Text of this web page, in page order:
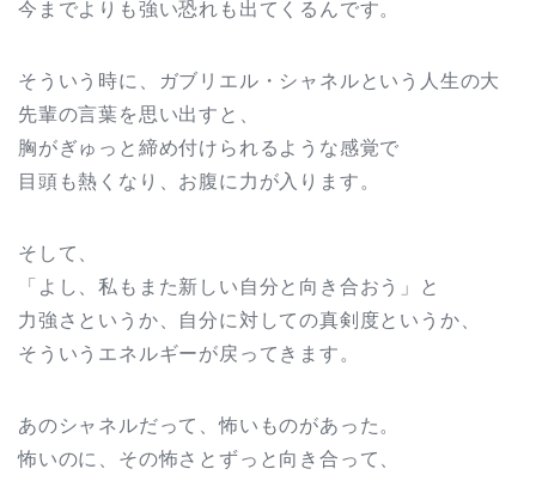
今までよりも強い恐れも出てくるんです。
そういう時に、ガブリエル・シャネルという人生の大
先輩の言葉を思い出すと、
胸がぎゅっと締め付けられるような感覚で
目頭も熱くなり、お腹に力が入ります。
そして、
「よし、私もまた新しい自分と向き合おう」と
力強さというか、自分に対しての真剣度というか、
そういうエネルギーが戻ってきます。
あのシャネルだって、怖いものがあった。
怖いのに、その怖さとずっと向き合って、